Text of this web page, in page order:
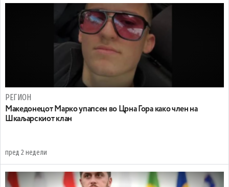
РЕГИОН
Maкедонецот Марко упапсен во Црна Гора како член на
Шкаљарскиот клан
пред 2 недели